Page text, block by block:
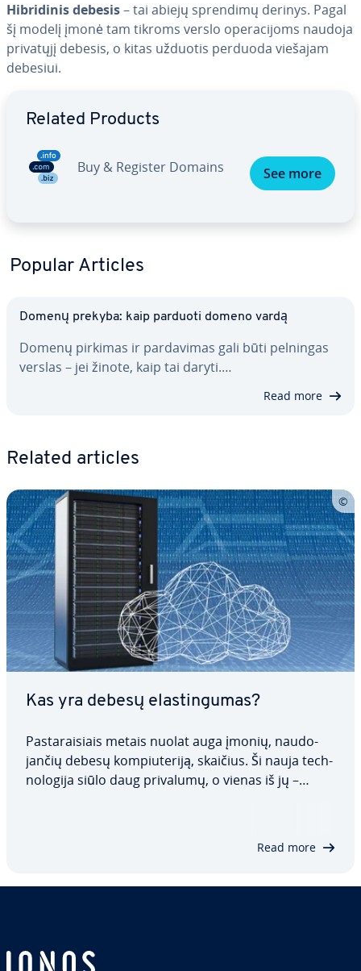
Hib­ri­di­nis debesis– tai abiejų sprendimų derinys. Pagal
šį modelį įmonė tam tikroms verslo ope­ra­ci­joms naudoja
privatųjį debesis, o kitas užduotis perduoda viešajam
debesiui.
Related Products
Buy & Register Domains See more
Popular Articles
Domenų prekyba: kaip parduoti domeno vardą
Domenų pirkimas ir par­da­vi­mas gali būti pelningas
verslas – jei žinote, kaip tai daryti.…
Read more
Related articles
Kas yra debesų elas­tin­gu­mas?
Pa­sta­rai­siais metais nuolat auga įmonių, nau­do­
jan­čių debesų kom­piu­te­ri­ją, skaičius. Ši nauja tech­
no­lo­gi­ja siūlo daug privalumų, o vienas iš jų –
Read more